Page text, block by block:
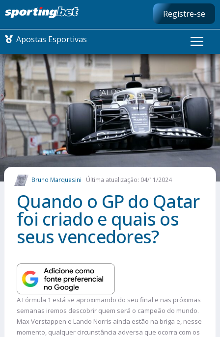
Registre-se
Apostas Esportivas
CONMEBOL LIBERTADORES
FUTEBOL NACIONAL
FUTEBOL INTERNACIONAL
MAIS ESPORTES
Bruno Marquesini Última atualização: 04/11/2024
Quando o GP do Qatar
foi criado e quais os
seus vencedores?
A Fórmula 1 está se aproximando do seu final e nas próximas
semanas iremos descobrir quem será o campeão do mundo.
Max Verstappen e Lando Norris ainda estão na briga e, nesse
momento, qualquer circunstância adversa que ocorra com os